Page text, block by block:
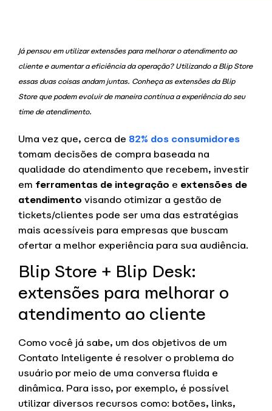
Já pensou em utilizar extensões para melhorar o atendimento ao
cliente e aumentar a eficiência da operação? Utilizando a Blip Store
essas duas coisas andam juntas. Conheça as extensões da Blip
Store que podem evoluir de maneira contínua a experiência do seu
time de atendimento.
Uma vez que, cerca de 82% dos consumidores
tomam decisões de compra baseada na
qualidade do atendimento que recebem, investir
em ferramentas de integração e extensões de
atendimento visando otimizar a gestão de
tickets/clientes pode ser uma das estratégias
mais acessíveis para empresas que buscam
ofertar a melhor experiência para sua audiência.
Blip Store + Blip Desk:
extensões para melhorar o
atendimento ao cliente
Como você já sabe, um dos objetivos de um
Contato Inteligente é resolver o problema do
usuário por meio de uma conversa fluida e
dinâmica. Para isso, por exemplo, é possível
utilizar diversos recursos como: botões, links,